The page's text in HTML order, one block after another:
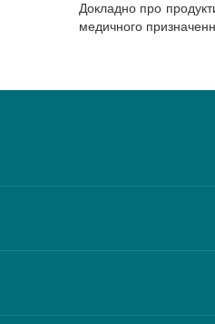
Докладно про
медичного